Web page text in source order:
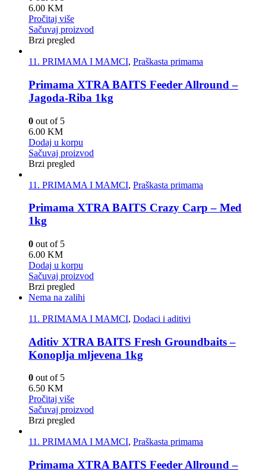
6.00 KM
Pročitaj više
Sačuvaj proizvod
Brzi pregled
11. PRIMAMA I MAMCI, Praškasta primama
Primama XTRA BAITS Feeder Allround –
Jagoda-Riba 1kg
0 out of 5
6.00 KM
Dodaj u korpu
Sačuvaj proizvod
Brzi pregled
11. PRIMAMA I MAMCI, Praškasta primama
Primama XTRA BAITS Crazy Carp – Med
1kg
0 out of 5
6.00 KM
Dodaj u korpu
Sačuvaj proizvod
Brzi pregled
Nema na zalihi
11. PRIMAMA I MAMCI, Dodaci i aditivi
Aditiv XTRA BAITS Fresh Groundbaits –
Konoplja mljevena 1kg
0 out of 5
6.50 KM
Pročitaj više
Sačuvaj proizvod
Brzi pregled
11. PRIMAMA I MAMCI, Praškasta primama
Primama XTRA BAITS Feeder Allround –